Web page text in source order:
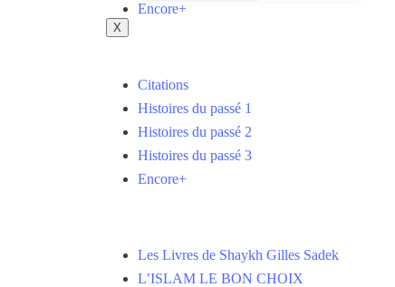
X
Encore+
Citations
Histoires du passé 1
Histoires du passé 2
Histoires du passé 3
Encore+
Les Livres de Shaykh Gilles Sadek
L’ISLAM LE BON CHOIX